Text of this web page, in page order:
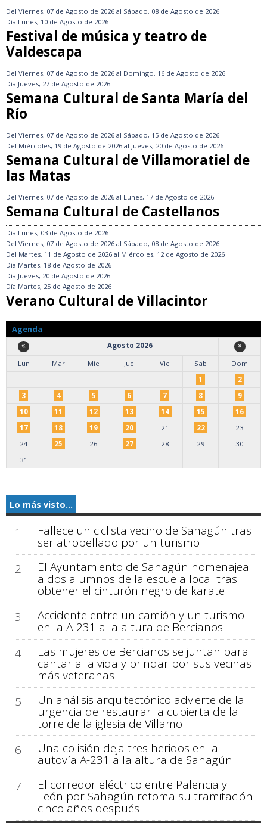
Del Viernes, 07 de Agosto de 2026 al Sábado, 08 de Agosto de 2026
Día Lunes, 10 de Agosto de 2026
Festival de música y teatro de
Valdescapa
Del Viernes, 07 de Agosto de 2026 al Domingo, 16 de Agosto de 2026
Día Jueves, 27 de Agosto de 2026
Semana Cultural de Santa María del
Río
Del Viernes, 07 de Agosto de 2026 al Sábado, 15 de Agosto de 2026
Del Miércoles, 19 de Agosto de 2026 al Jueves, 20 de Agosto de 2026
Semana Cultural de Villamoratiel de
las Matas
Del Viernes, 07 de Agosto de 2026 al Lunes, 17 de Agosto de 2026
Semana Cultural de Castellanos
Día Lunes, 03 de Agosto de 2026
Del Viernes, 07 de Agosto de 2026 al Sábado, 08 de Agosto de 2026
Del Martes, 11 de Agosto de 2026 al Miércoles, 12 de Agosto de 2026
Día Martes, 18 de Agosto de 2026
Día Jueves, 20 de Agosto de 2026
Día Martes, 25 de Agosto de 2026
Verano Cultural de Villacintor
Agenda
Agosto 2026
Lun
Mar Mie Jue Vie Sab
Dom
1
2
3
4 5 6 7 8
9
10
11 12 13 14 15
16
17
18 19 20 21 22
23
24
25 26 27 28 29
30
31
Lo más visto...
1 Fallece un ciclista vecino de Sahagún tras
ser atropellado por un turismo
2
El Ayuntamiento de Sahagún homenajea
a dos alumnos de la escuela local tras
obtener el cinturón negro de karate
3
Accidente entre un camión y un turismo
en la A-231 a la altura de Bercianos
4
Las mujeres de Bercianos se juntan para
cantar a la vida y brindar por sus vecinas
más veteranas
5
Un análisis arquitectónico advierte de la
urgencia de restaurar la cubierta de la
torre de la iglesia de Villamol
6
Una colisión deja tres heridos en la
autovía A-231 a la altura de Sahagún
7
El corredor eléctrico entre Palencia y
León por Sahagún retoma su tramitación
cinco años después